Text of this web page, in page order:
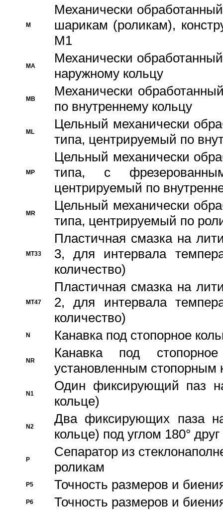
M
Механически
шарикам (роликам),
M1
MA
Механически
наружному кольцу
MB
Механически
по внутреннему кольцу
ML
Цельный механически
типа, центрируемый по
MP
Цельный механически
типа, с
центрируемый по
MR
Цельный механически
типа, центрируемый по
MT33
Пластичная смазка на
3, для интервала
количество)
MT47
Пластичная смазка на
2, для интервала
количество)
N Канавка под стопорное
NR
Канавка под
установленным стопорным
N1
Один фиксирующий паз
кольце)
N2
Два фиксирующих паза
кольце) под углом 180° друг
P
Cепаратор из
роликам
P5 Точность размеров и
P6 Точность размеров и